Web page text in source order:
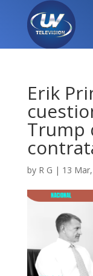
Erik
Trump
by R G | 13